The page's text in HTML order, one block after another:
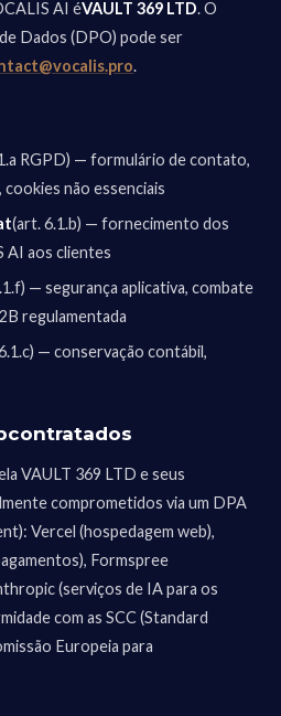
AI éVAULT 369 LTD. O
Dados (DPO) pode ser
.
RGPD) — formulário de contato,
não essenciais
(art. 6.1.b) — fornecimento dos
AI aos clientes
— segurança aplicativa, combate
regulamentada
— conservação contábil,
VAULT 369 LTD e seus
comprometidos via um DPA
Vercel (hospedagem web),
Formspree
(serviços de IA para os
com as SCC (Standard
Europeia para